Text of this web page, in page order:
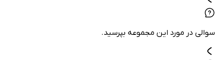
سوالی در مورد این مجموعه بپرسید.